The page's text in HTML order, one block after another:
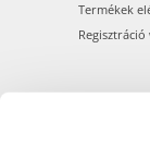
Termékek